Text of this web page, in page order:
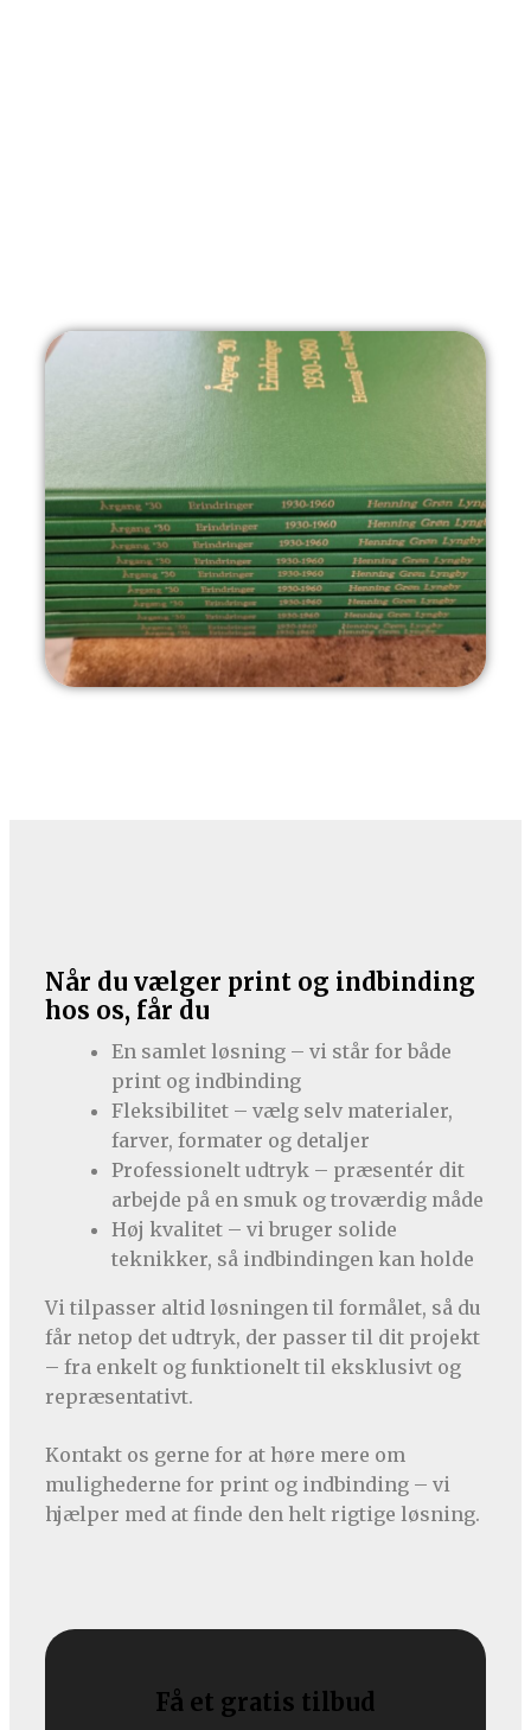
Få et grati​s tilbud
Når du vælger print og indbinding
hos os, får du
En samlet løsning – vi står for både
print og indbinding
Fleksibilitet – vælg selv materialer,
farver, formater og detaljer
Professionelt udtryk – præsentér dit
arbejde på en smuk og troværdig måde
Høj kvalitet – vi bruger solide
teknikker, så indbindingen kan holde
Vi tilpasser altid løsningen til formålet, så du
får netop det udtryk, der passer til dit projekt
– fra enkelt og funktionelt til eksklusivt og
repræsentativt.
Kontakt os gerne for at høre mere om
mulighederne for print og indbinding – vi
hjælper med at finde den helt rigtige løsning.